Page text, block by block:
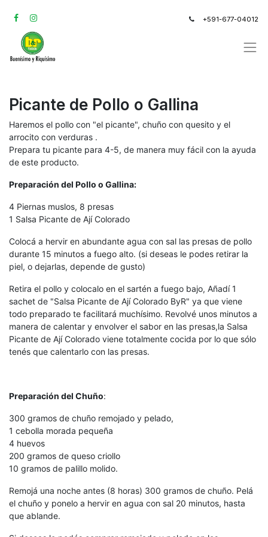
+591-677-04012
Picante de Pollo o Gallina
Haremos el pollo con "el picante", chuño con quesito y el
arrocito con verduras .
Prepara tu picante para 4-5, de manera muy fácil con la ayuda
de este producto.
Preparación del Pollo o Gallina:
4 Piernas muslos, 8 presas
1 Salsa Picante de Ají Colorado
Colocá a hervir en abundante agua con sal las presas de pollo
durante 15 minutos a fuego alto. (si deseas le podes retirar la
piel, o dejarlas, depende de gusto)
Retira el pollo y colocalo en el sartén a fuego bajo, Añadí 1
sachet de "Salsa Picante de Ají Colorado ByR" ya que viene
todo preparado te facilitará muchísimo. Revolvé unos minutos a
manera de calentar y envolver el sabor en las presas,la Salsa
Picante de Ají Colorado viene totalmente cocida por lo que sólo
tenés que calentarlo con las presas.
Preparación del Chuño:
300 gramos de chuño remojado y pelado,
1 cebolla morada pequeña
4 huevos
200 gramos de queso criollo
10 gramos de palillo molido.
Remojá una noche antes (8 horas) 300 gramos de chuño. Pelá
el chuño y ponelo a hervir en agua con sal 20 minutos, hasta
que ablande.